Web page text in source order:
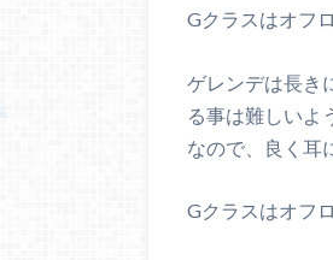
Gクラスはオフ
ゲレンデは長き
る事は難しいよ
なので、良く耳
Gクラスはオフ